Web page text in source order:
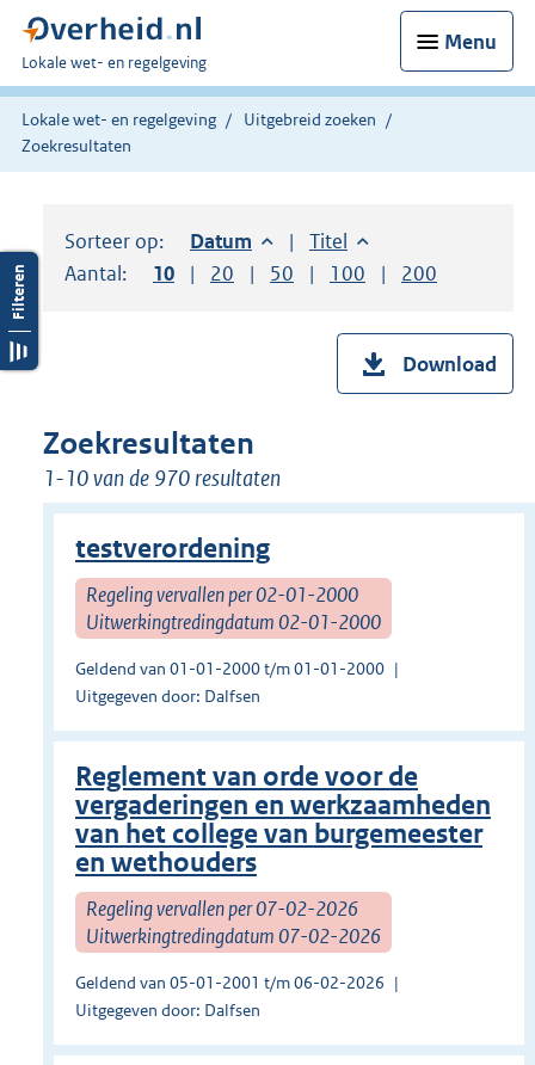
Menu
U
bent
hier:
Lokale wet- en regelgeving
Lokale wet- en regelgeving
Uitgebreid zoeken
Zoekresultaten
Sorteer op: Sorteer op:
Datum aflopendSorteer op:
Titel oplopend
Aantal:
Toon
10 resultaten per pagina
Toon
20 resultaten per pagina
Toon
50 resultaten per pagina
Toon
100 resultaten per
Toon
200
Download
Zoekresultaten
1-10 van de 970 resultaten
testverordening
Regeling vervallen per 02-01-2000
Uitwerkingtredingdatum 02-01-2000
Geldend van 01-01-2000 t/m 01-01-2000
Uitgegeven door: Dalfsen
Reglement van orde voor de
vergaderingen en werkzaamheden
van het college van burgemeester
en wethouders
Regeling vervallen per 07-02-2026
Uitwerkingtredingdatum 07-02-2026
Geldend van 05-01-2001 t/m 06-02-2026
Uitgegeven door: Dalfsen